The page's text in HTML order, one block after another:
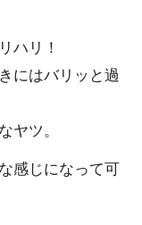
ハリ！
にはバリッと過
ヤツ。
感じになって可